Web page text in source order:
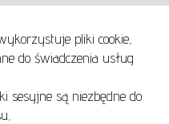
pliki cookie,
do świadczenia usług
sesyjne są niezbędne do